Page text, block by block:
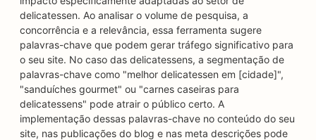
delicatessen. Ao analisar o volume de pesquisa, a
concorrência e a relevância, essa ferramenta sugere
palavras-chave que podem gerar tráfego significativo para
o seu site. No caso das delicatessens, a segmentação de
palavras-chave como "melhor delicatessen em [cidade]",
"sanduíches gourmet" ou "carnes caseiras para
delicatessens" pode atrair o público certo. A
implementação dessas palavras-chave no conteúdo do seu
site, nas publicações do blog e nas meta descrições pode